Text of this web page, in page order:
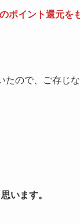
ポイント還元を
たので、ご存じ
います。